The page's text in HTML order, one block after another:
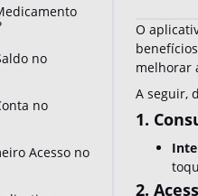
no
no
Acesso no
O
melhorar
A seguir,
1.
2.